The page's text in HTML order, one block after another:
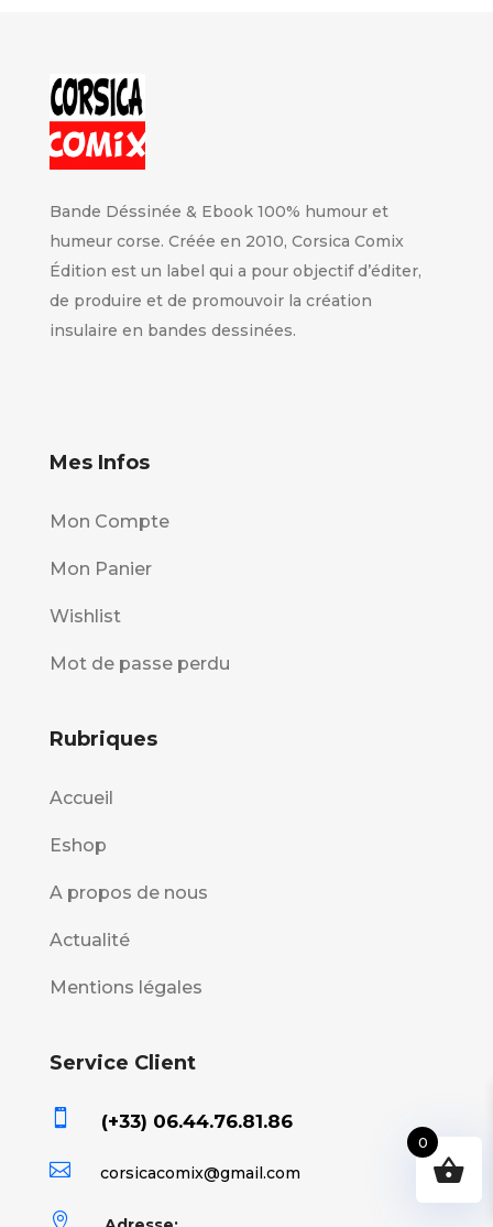
Bande Déssinée & Ebook 100% humour et
humeur corse. Créée en 2010, Corsica Comix
Édition est un label qui a pour objectif d’éditer,
de produire et de promouvoir la création
insulaire en bandes dessinées.
Mes Infos
Mon Compte
Mon Panier
Wishlist
Mot de passe perdu
Rubriques
Accueil
Eshop
A propos de nous
Actualité
Mentions légales
Service Client
 (+33) 06.44.76.81.86
 corsicacomix@gmail.com

0